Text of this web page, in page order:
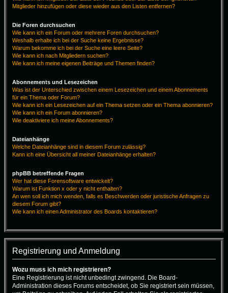
Mitglieder hinzufügen oder diese wieder aus den Listen entfernen?
Die Foren durchsuchen
Wie kann ich ein Forum oder mehrere Foren durchsuchen?
Weshalb erhalte ich bei der Suche keine Ergebnisse?
Warum bekomme ich bei der Suche eine leere Seite?
Wie kann ich nach Mitgliedern suchen?
Wie kann ich meine eigenen Beiträge und Themen finden?
Abonnements und Lesezeichen
Was ist der Unterschied zwischen einem Lesezeichen und einem Abonnements
für ein Thema oder Forum?
Wie kann ich ein Lesezeichen auf ein Thema setzen oder ein Thema abonnieren?
Wie kann ich ein Forum abonnieren?
Wie deaktiviere ich meine Abonnements?
Dateianhänge
Welche Dateianhänge sind in diesem Forum zulässig?
Kann ich eine Übersicht all meiner Dateianhänge erhalten?
phpBB betreffende Fragen
Wer hat diese Forensoftware entwickelt?
Warum ist Funktion x oder y nicht enthalten?
An wen soll ich mich wenden, falls es Beschwerden oder juristische Anfragen zu
diesem Forum gibt?
Wie kann ich einen Administrator des Boards kontaktieren?
Registrierung und Anmeldung
Wozu muss ich mich registrieren?
Eine Registrierung ist nicht unbedingt zwingend. Die Board-
Administration dieses Forums entscheidet, ob Sie registriert sein müssen,